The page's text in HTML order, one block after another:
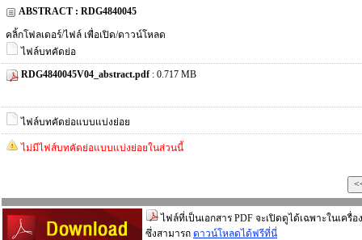
ABSTRACT : RDG4840045
คลิ้กโฟลเดอร์/ไฟล์ เพื่อเปิด/ดาวน์โหลด
ไฟล์บทคัดย่อ
RDG4840045V04_abstract.pdf : 0.717 MB
ไฟล์บทคัดย่อแบบแบ่งย่อย
ไม่มีไฟส์บทคัดย่อแบบแบ่งย่อยในส่วนนี้
ไฟล์ที่เป็นเอกสาร PDF จะเปิดดูได้เฉพาะในเครื่อ
ซึ่งสามารถ ดาวน์โหลดได้ฟรีที่นี่